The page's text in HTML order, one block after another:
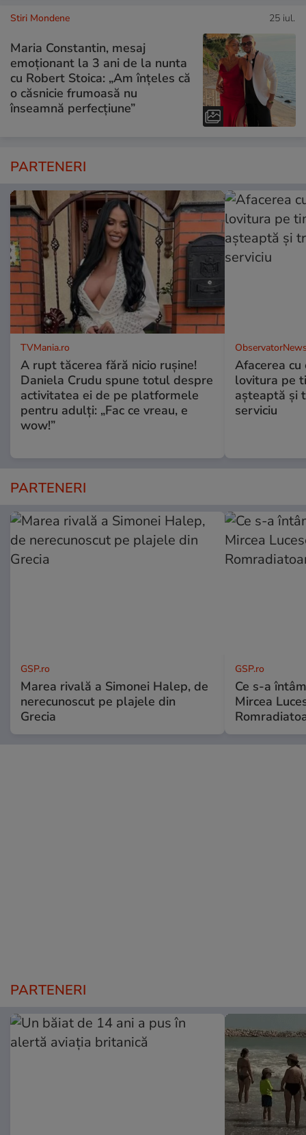
Stiri Mondene 25 iul.
Maria Constantin, mesaj
emoționant la 3 ani de la nunta
cu Robert Stoica: „Am înțeles că
o căsnicie frumoasă nu
înseamnă perfecțiune”
PARTENERI
TVMania.ro
A rupt tăcerea fără nicio rușine!
Daniela Crudu spune totul despre
activitatea ei de pe platformele
pentru adulți: „Fac ce vreau, e
wow!”
Afacerea
lovitura pe
aşteaptă şi
serviciu
PARTENERI
GSP.ro
Marea rivală a Simonei Halep, de
nerecunoscut pe plajele din
Grecia
GSP.ro
Ce s-a
Mircea
PARTENERI